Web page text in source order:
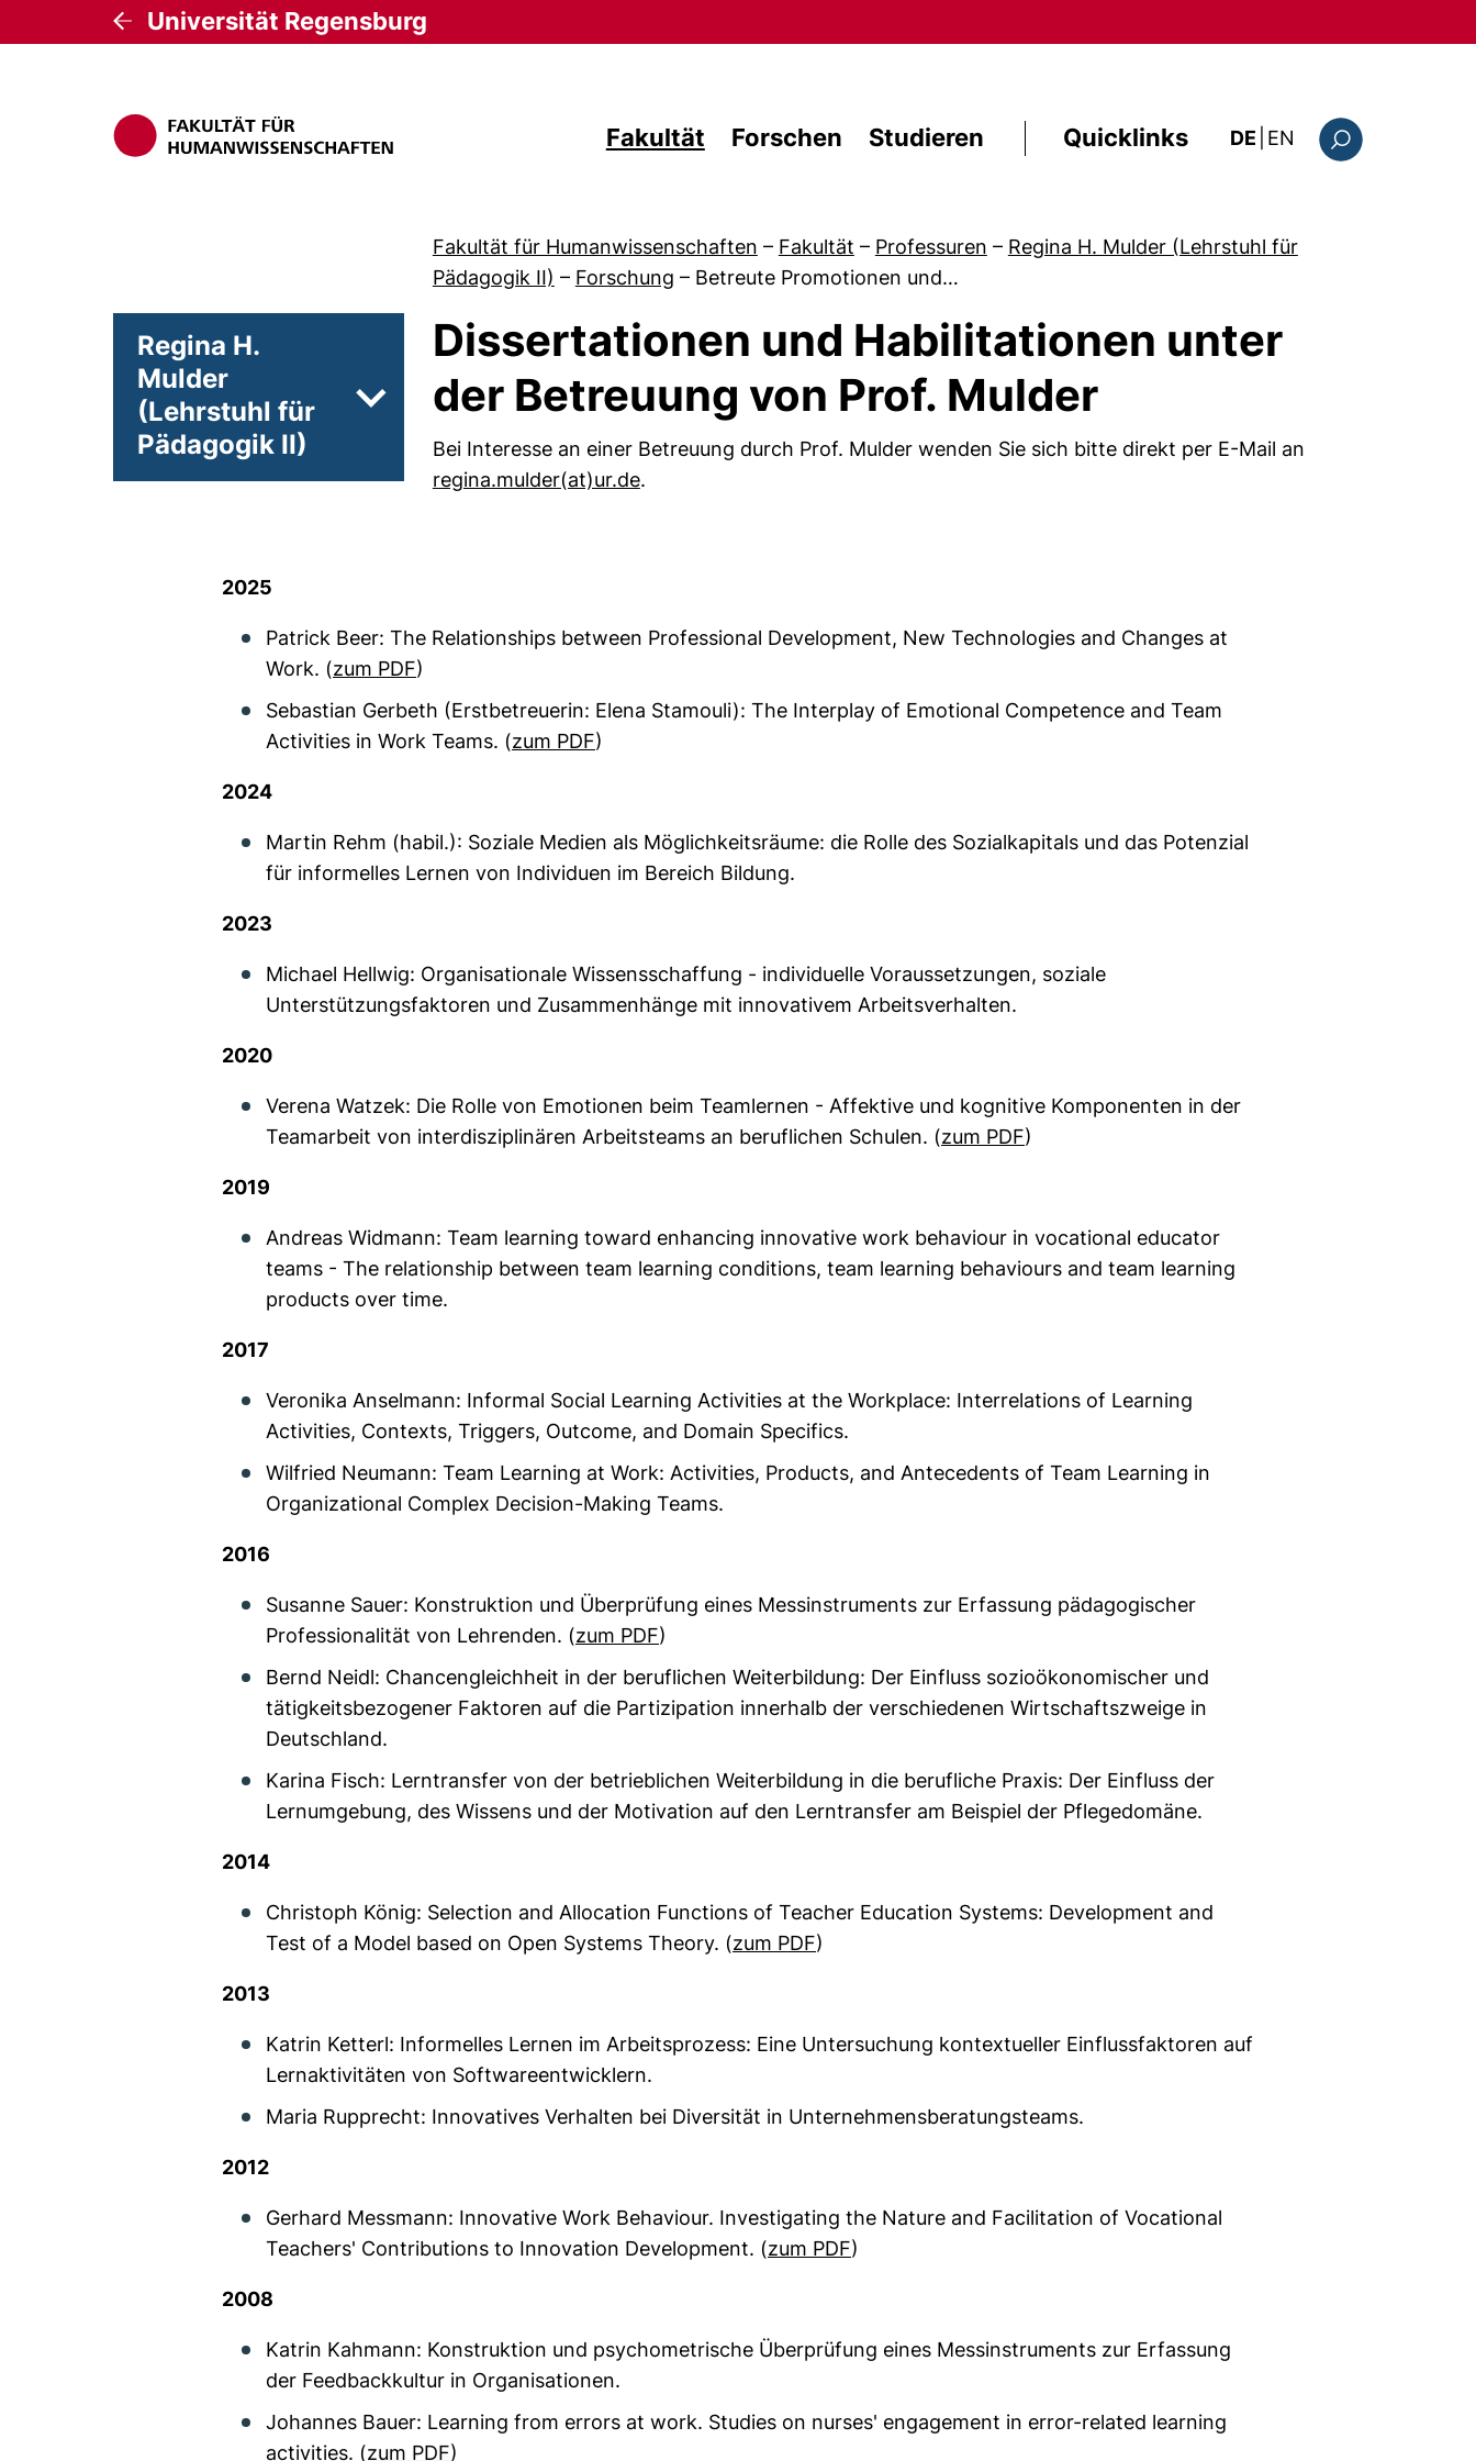
Universität Regensburg
Fakultät Forschen Studieren Quicklinks DE EN : this page in
Fakultät für Humanwissenschaften – Fakultät – Professuren – Regina H. Mulder (Lehrstuhl für
Pädagogik II) – Forschung – Betreute Promotionen und…
Regina H.
Mulder
(Lehrstuhl für
Pädagogik II)
Unterseiten von Aktuelles
Dissertationen und Habilitationen unter
der Betreuung von Prof. Mulder
Bei Interesse an einer Betreuung durch Prof. Mulder wenden Sie sich bitte direkt per E-Mail an
regina.mulder​(at)​ur.de(öffnet Ihr E-Mail-Programm)
.
2025
Patrick Beer: The Relationships between Professional Development, New Technologies and Changes at
Work. (zum PDF)
Sebastian Gerbeth (Erstbetreuerin: Elena Stamouli): The Interplay of Emotional Competence and Team
Activities in Work Teams. (zum PDF)
2024
Martin Rehm (habil.): Soziale Medien als Möglichkeitsräume: die Rolle des Sozialkapitals und das Potenzial
für informelles Lernen von Individuen im Bereich Bildung.
2023
Michael Hellwig: Organisationale Wissensschaffung - individuelle Voraussetzungen, soziale
Unterstützungsfaktoren und Zusammenhänge mit innovativem Arbeitsverhalten.
2020
Verena Watzek: Die Rolle von Emotionen beim Teamlernen - Affektive und kognitive Komponenten in der
Teamarbeit von interdisziplinären Arbeitsteams an beruflichen Schulen. (zum PDF)
2019
Andreas Widmann: Team learning toward enhancing innovative work behaviour in vocational educator
teams - The relationship between team learning conditions, team learning behaviours and team learning
products over time.
2017
Veronika Anselmann: Informal Social Learning Activities at the Workplace: Interrelations of Learning
Activities, Contexts, Triggers, Outcome, and Domain Specifics.
Wilfried Neumann: Team Learning at Work: Activities, Products, and Antecedents of Team Learning in
Organizational Complex Decision-Making Teams.
2016
Susanne Sauer: Konstruktion und Überprüfung eines Messinstruments zur Erfassung pädagogischer
Professionalität von Lehrenden. (zum PDF)
Bernd Neidl: Chancengleichheit in der beruflichen Weiterbildung: Der Einfluss sozioökonomischer und
tätigkeitsbezogener Faktoren auf die Partizipation innerhalb der verschiedenen Wirtschaftszweige in
Deutschland.
Karina Fisch: Lerntransfer von der betrieblichen Weiterbildung in die berufliche Praxis: Der Einfluss der
Lernumgebung, des Wissens und der Motivation auf den Lerntransfer am Beispiel der Pflegedomäne.
2014
Christoph König: Selection and Allocation Functions of Teacher Education Systems: Development and
Test of a Model based on Open Systems Theory. (zum PDF)
2013
Katrin Ketterl: Informelles Lernen im Arbeitsprozess: Eine Untersuchung kontextueller Einflussfaktoren auf
Lernaktivitäten von Softwareentwicklern.
Maria Rupprecht: Innovatives Verhalten bei Diversität in Unternehmensberatungsteams.
2012
Gerhard Messmann: Innovative Work Behaviour. Investigating the Nature and Facilitation of Vocational
Teachers' Contributions to Innovation Development. (zum PDF)
2008
Katrin Kahmann: Konstruktion und psychometrische Überprüfung eines Messinstruments zur Erfassung
der Feedbackkultur in Organisationen.
Johannes Bauer: Learning from errors at work. Studies on nurses' engagement in error-related learning
activities. (zum PDF)